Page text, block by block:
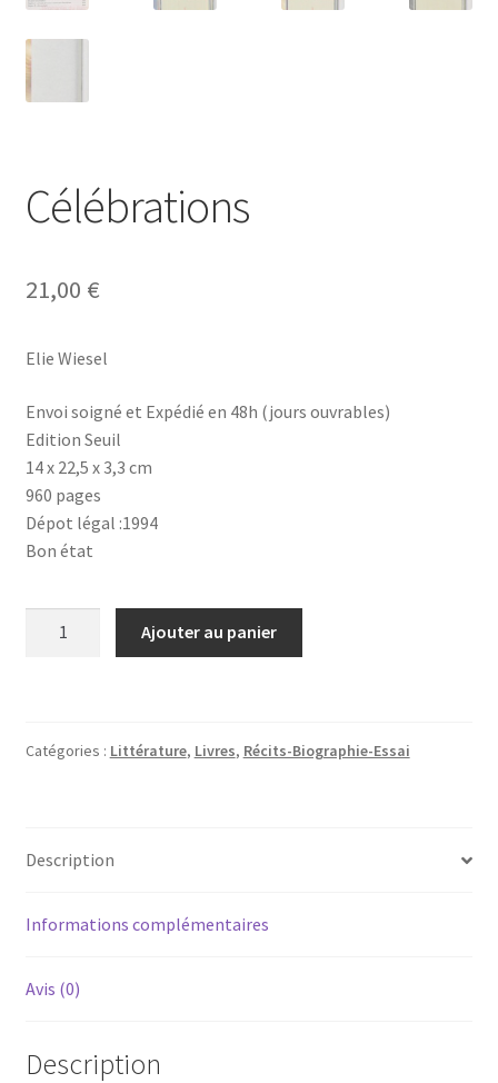
Célébrations
21,00 €
Elie Wiesel
Envoi soigné et Expédié en 48h (jours ouvrables)
Edition Seuil
14 x 22,5 x 3,3 cm
960 pages
Dépot légal :1994
Bon état
Ajouter au panier
Catégories : Littérature, Livres, Récits-Biographie-Essai
Description
Informations complémentaires
Avis (0)
Description